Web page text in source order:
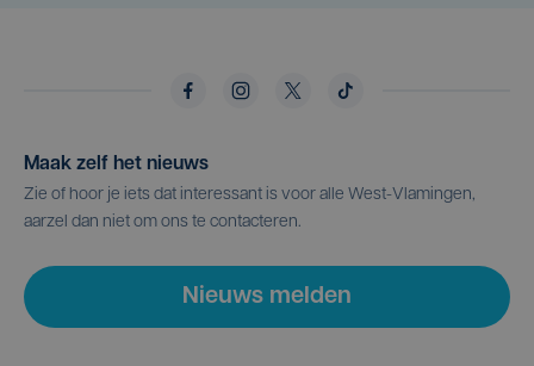
Maak zelf het nieuws
Zie of hoor je iets dat interessant is voor alle West-Vlamingen,
aarzel dan niet om ons te contacteren.
Nieuws melden